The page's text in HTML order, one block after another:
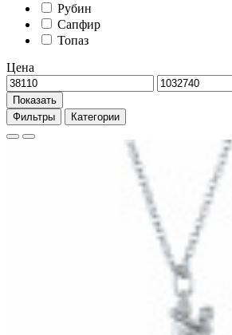
Рубин
Сапфир
Топаз
Цена
Показать
Фильтры
Категории